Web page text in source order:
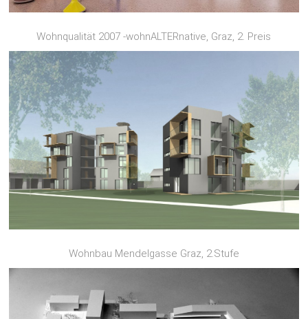
Wohnqualität 2007 -wohnALTERnative, Graz, 2. Preis
Wohnbau Mendelgasse Graz, 2.Stufe